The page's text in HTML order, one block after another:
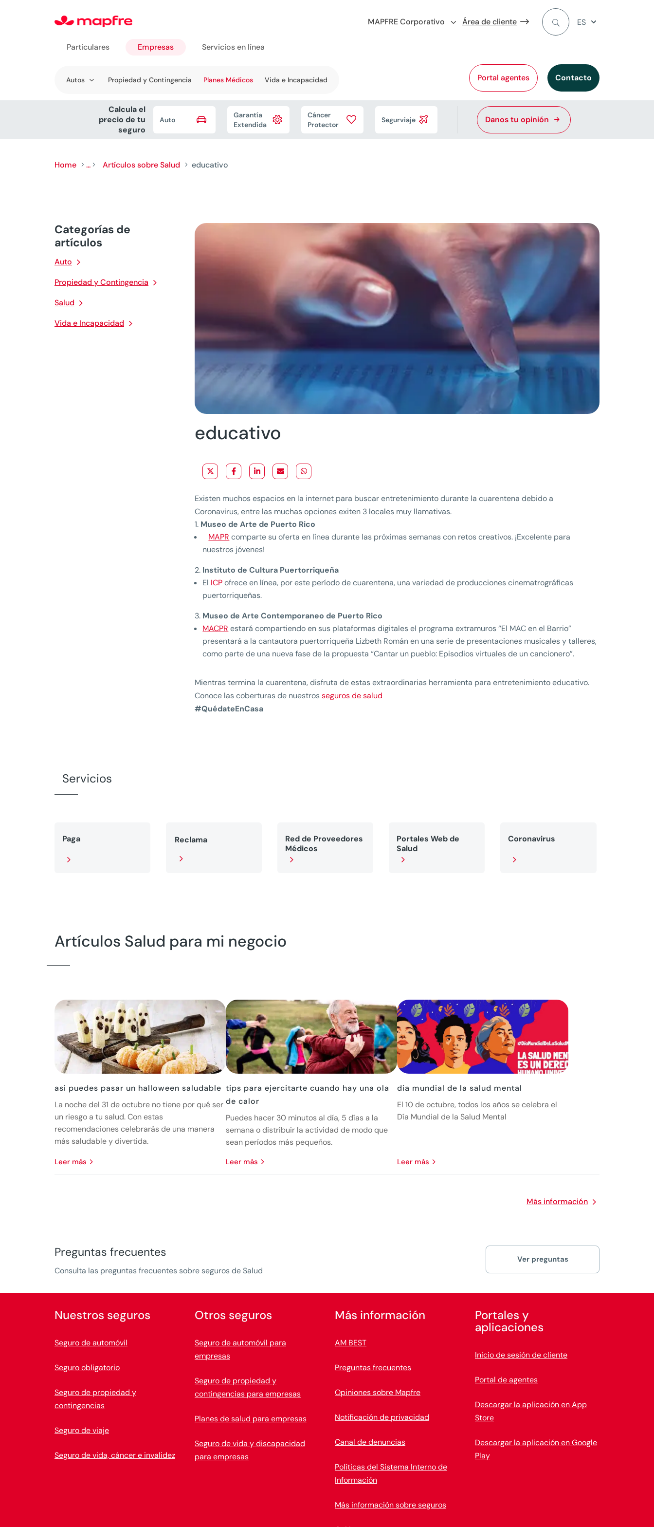
MAPFRE Corporativo Área de cliente
Portal agentes Contacto
ES
Particulares Empresas
Ir a
Autos Propiedad y Contingencia Planes Médicos Vida e Incapacidad
Servicios en línea
Calcula el
precio de tu
seguro

Auto 
Garantía
Extendida

Cáncer
Protector

Segurviaje Danos tu opinión
Home 5 ... 5 Artículos sobre Salud 5 educativo
Categorías de
artículos
Auto
Propiedad y Contingencia
Salud
Vida e Incapacidad
educativo
Existen muchos espacios en la internet para buscar entretenimiento durante la cuarentena debido a
Coronavirus, entre las muchas opciones exiten 3 locales muy llamativas.
Museo de Arte de Puerto Rico
MAPR comparte su oferta en línea durante las próximas semanas con retos creativos. ¡Excelente para
nuestros jóvenes!
Instituto de Cultura Puertorriqueña
El ICPofrece en línea, por este período de cuarentena, una variedad de producciones cinematrográficas
puertorriqueñas.
Museo de Arte Contemporaneo de Puerto Rico
MACPR estará compartiendo en sus plataformas digitales el programa extramuros “El MAC en el Barrio”
presentará a la cantautora puertorriqueña Lizbeth Román en una serie de presentaciones musicales y talleres,
como parte de una nueva fase de la propuesta “Cantar un pueblo: Episodios virtuales de un cancionero”.
Mientras termina la cuarentena, disfruta de estas extraordinarias herramienta para entretenimiento educativo.
Conoce las coberturas de nuestrosseguros de salud
#QuédateEnCasa
Servicios
Paga
5
Reclama
5
Red de Proveedores
Médicos
5
Portales Web de
Salud
5
Coronavirus
5
Artículos Salud para mi negocio
asi puedes pasar un halloween saludable
La noche del 31 de octubre no tiene por qué ser
un riesgo a tu salud. Con estas
recomendaciones celebrarás de una manera
más saludable y divertida.
leer más
tips para ejercitarte cuando hay una ola
de calor
Puedes hacer 30 minutos al día, 5 días a la
semana o distribuir la actividad de modo que
sean períodos más pequeños.
leer más
dia mundial de la salud mental
El 10 de octubre, todos los años se celebra el
Día Mundial de la Salud Mental
leer más
Más información
Preguntas frecuentes
Consulta las preguntas frecuentes sobre seguros de Salud
Ver preguntas
Nuestros seguros
Seguro de automóvil
Seguro obligatorio
Seguro de propiedad y
contingencias
Seguro de viaje
Seguro de vida, cáncer e invalidez
Otros seguros
Seguro de automóvil para
empresas
Seguro de propiedad y
contingencias para empresas
Planes de salud para empresas
Seguro de vida y discapacidad
para empresas
Más información
AM BEST
Preguntas frecuentes
Opiniones sobre Mapfre
Notificación de privacidad
Canal de denuncias
Políticas del Sistema Interno de
Información
Más información sobre seguros
Portales y
aplicaciones
Inicio de sesión de cliente
Portal de agentes
Descargar la aplicación en App
Store
Descargar la aplicación en Google
Play